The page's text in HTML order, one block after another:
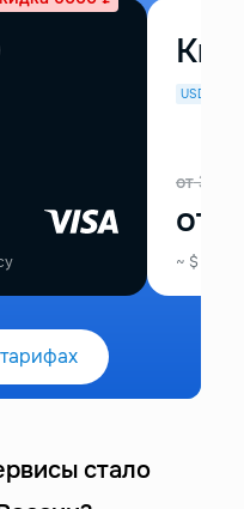
USD
от33
от
~ $
стало